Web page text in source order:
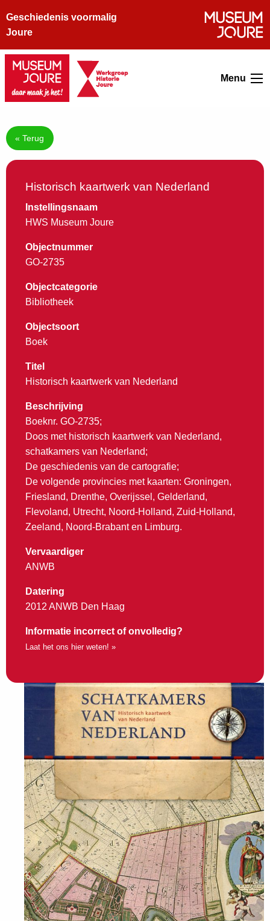
Geschiedenis voormalig
Joure
Menu
« Terug
Historisch kaartwerk van Nederland
Instellingsnaam
HWS Museum Joure
Objectnummer
GO-2735
Objectcategorie
Bibliotheek
Objectsoort
Boek
Titel
Historisch kaartwerk van Nederland
Beschrijving
Boeknr. GO-2735;
Doos met historisch kaartwerk van Nederland,
schatkamers van Nederland;
De geschiedenis van de cartografie;
De volgende provincies met kaarten: Groningen,
Friesland, Drenthe, Overijssel, Gelderland,
Flevoland, Utrecht, Noord-Holland, Zuid-Holland,
Zeeland, Noord-Brabant en Limburg.
Vervaardiger
ANWB
Datering
2012 ANWB Den Haag
Informatie incorrect of onvolledig?
Laat het ons hier weten! »